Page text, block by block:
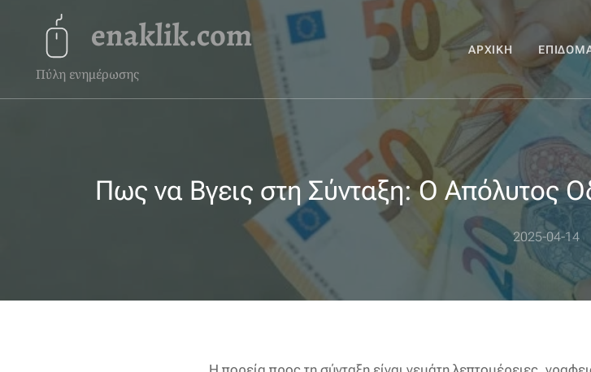
enaklik.com
Πύλη ενημέρωσης
ΑΡΧΙΚΉ
Πως να Βγεις στη Σύνταξη: Ο Απόλυτος
2025-04-14